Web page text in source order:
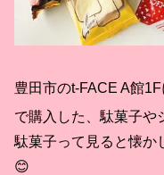
豊田市のt-FACE A館1F
で購入した、駄菓子や
駄菓子って見ると懐か
😊